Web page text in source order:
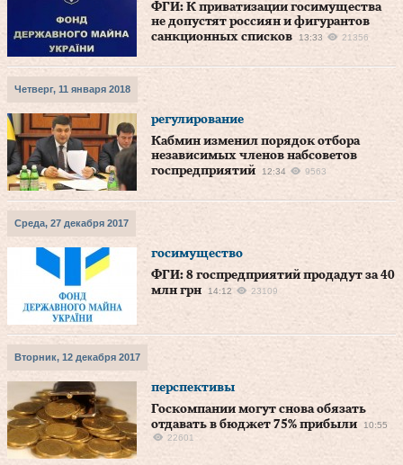
ФГИ: К приватизации госимущества
не допустят россиян и фигурантов
санкционных списков
13:33 21356
Четверг, 11 января 2018
регулирование
Кабмин изменил порядок отбора
независимых членов набсоветов
госпредприятий
12:34 9563
Среда, 27 декабря 2017
госимущество
ФГИ: 8 госпредприятий продадут за 40
млн грн
14:12 23109
Вторник, 12 декабря 2017
перспективы
Госкомпании могут снова обязать
отдавать в бюджет 75% прибыли
10:55
22601